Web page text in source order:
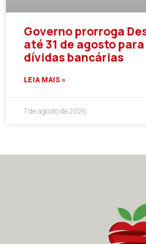
Governo prorroga
até 31 de agosto
dívidas bancárias
LEIA MAIS »
7 de agosto de 2026